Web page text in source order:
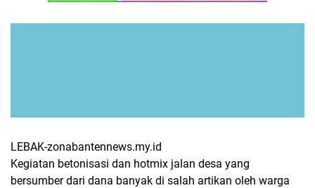
LEBAK-zonabantennews.my.id
Kegiatan betonisasi dan hotmix jalan desa yang
bersumber dari dana banyak di salah artikan oleh warga